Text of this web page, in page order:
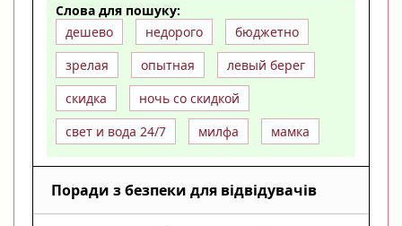
Слова для пошуку:
дешево
недорого
бюджетно
зрелая
опытная
левый берег
скидка
ночь со скидкой
свет и вода 24/7
милфа мамка
Поради з безпеки для відвідувачів